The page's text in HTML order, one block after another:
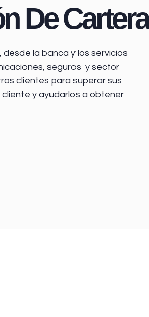
De Cartera
desde la banca y los servicios
seguros y sector
clientes para superar sus
y ayudarlos a obtener